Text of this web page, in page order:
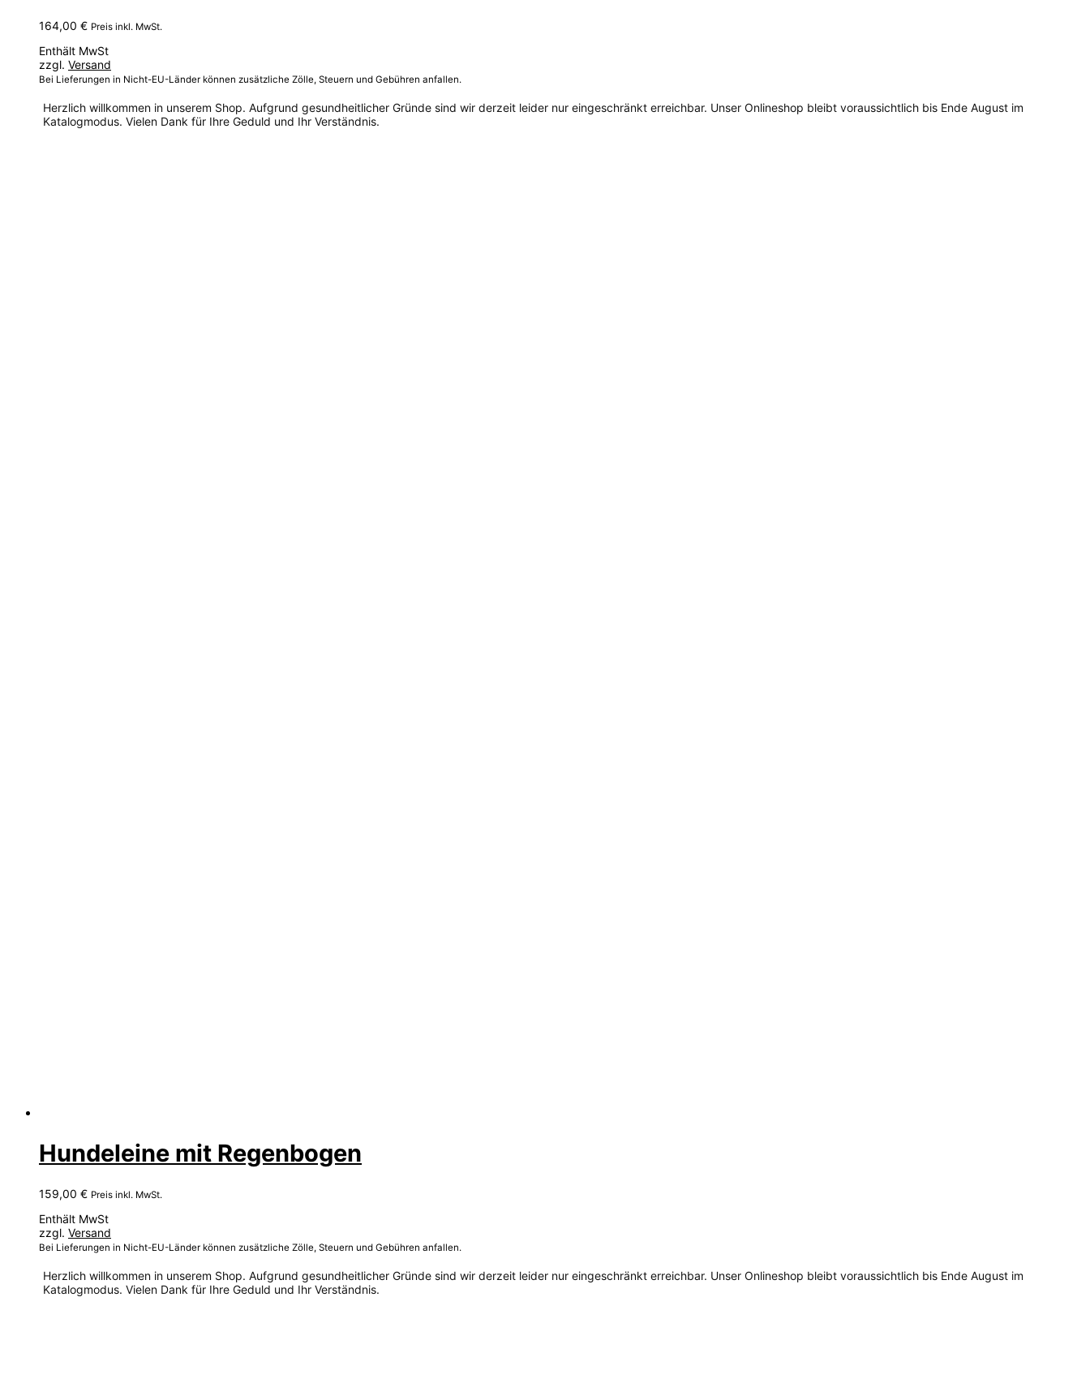
164,00 € Preis inkl. MwSt.
Enthält MwSt
zzgl. Versand
Bei Lieferungen in Nicht-EU-Länder können zusätzliche Zölle, Steuern und Gebühren anfallen.
Herzlich willkommen in unserem Shop. Aufgrund gesundheitlicher Gründe sind wir derzeit leider nur eingeschränkt erreichbar. Unser Onlineshop bleibt voraussichtlich bis Ende August im
Katalogmodus. Vielen Dank für Ihre Geduld und Ihr Verständnis.
Hundeleine mit Regenbogen
159,00 € Preis inkl. MwSt.
Enthält MwSt
zzgl. Versand
Bei Lieferungen in Nicht-EU-Länder können zusätzliche Zölle, Steuern und Gebühren anfallen.
Herzlich willkommen in unserem Shop. Aufgrund gesundheitlicher Gründe sind wir derzeit leider nur eingeschränkt erreichbar. Unser Onlineshop bleibt voraussichtlich bis Ende August im
Katalogmodus. Vielen Dank für Ihre Geduld und Ihr Verständnis.